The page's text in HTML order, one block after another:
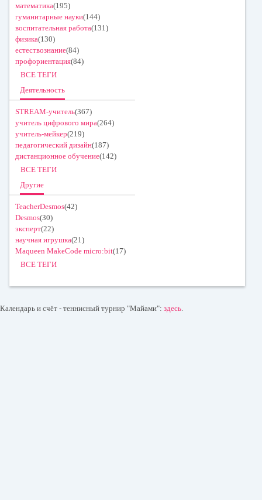
математика(195)
гуманитарные науки(144)
воспитательная работа(131)
физика(130)
естествознание(84)
профориентация(84)
ВСЕ ТЕГИ
Деятельность
STREAM-учитель(367)
учитель цифрового мира(264)
учитель-мейкер(219)
педагогический дизайн(187)
дистанционное обучение(142)
ВСЕ ТЕГИ
Другие
TeacherDesmos(42)
Desmos(30)
эксперт(22)
научная игрушка(21)
Maqueen MakeCode micro:bit(17)
ВСЕ ТЕГИ
Календарь и счёт - теннисный турнир "Майами": здесь.